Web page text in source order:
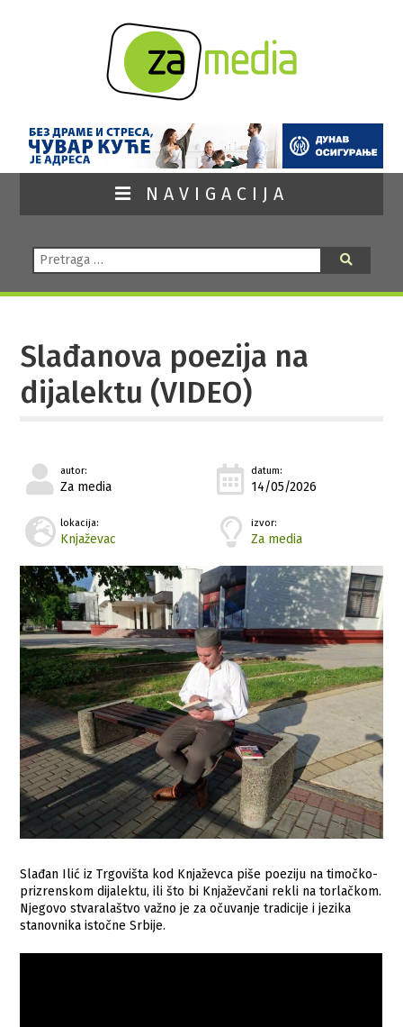
NAVIGACIJA
Pretraga:
Slađanova poezija na
dijalektu (VIDEO)
autor:
Za media
datum:
14/05/2026
lokacija:
Knjaževac
izvor:
Za media
Slađan Ilić iz Trgovišta kod Knjaževca piše poeziju na timočko-
prizrenskom dijalektu, ili što bi Knjaževčani rekli na torlačkom.
Njegovo stvaralaštvo važno je za očuvanje tradicije i jezika
stanovnika istočne Srbije.